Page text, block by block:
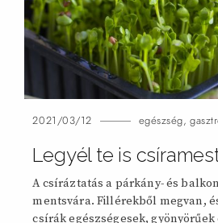
2021/03/12 egészség,
Legyél te is
A csíráztatás a párkány- és
mentsvára. Fillérekből megvan,
csírák egészségesek,